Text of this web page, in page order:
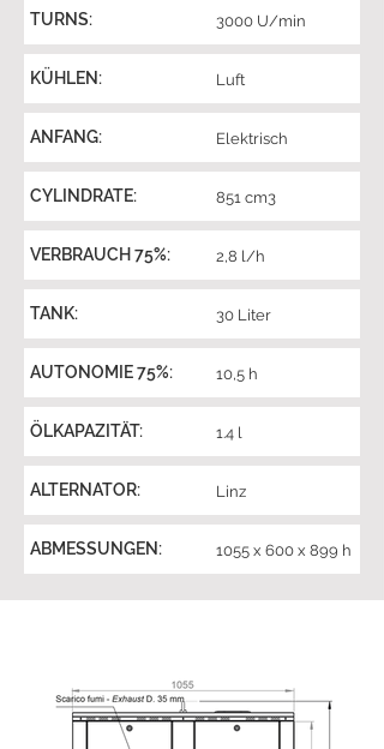
TURNS: 3000 U/min
KÜHLEN: Luft
ANFANG: Elektrisch
CYLINDRATE: 851 cm3
VERBRAUCH 75%: 2,8 l/h
TANK: 30 Liter
AUTONOMIE 75%: 10,5 h
ÖLKAPAZITÄT: 1.4 l
ALTERNATOR: Linz
ABMESSUNGEN: 1055 x 600 x 899 h